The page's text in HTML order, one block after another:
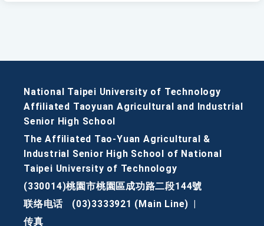
National Taipei University of Technology
Affiliated Taoyuan Agricultural and Industrial
Senior High School
The Affiliated Tao-Yuan Agricultural &
Industrial Senior High School of National
Taipei University of Technology
(330014)桃園市桃園區成功路二段144號
联络电话
(03)3333921 (Main Line)
传真